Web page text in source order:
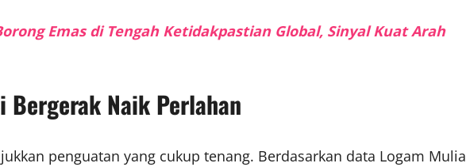
Emas di Tengah Ketidakpastian Global, Sinyal Kuat Arah
Bergerak Naik Perlahan
penguatan yang cukup tenang. Berdasarkan data Logam Mulia